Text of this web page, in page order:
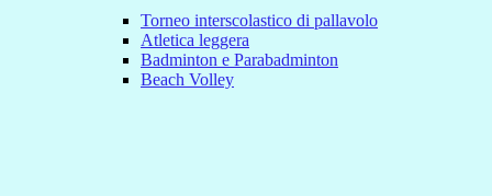
Torneo interscolastico di pallavolo
Atletica leggera
Badminton e Parabadminton
Beach Volley